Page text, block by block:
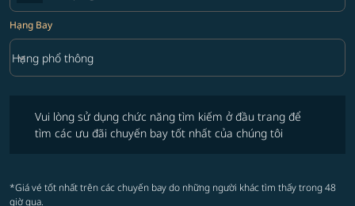
Hạng Bay
Hạng Bay option Hạng phổ thông Selected
Hạng phổ thông
keyboard_arrow_down
Vui lòng sử dụng chức năng tìm kiếm ở đầu trang để
tìm các ưu đãi chuyến bay tốt nhất của chúng tôi
*Giá vé tốt nhất trên các chuyến bay do những người khác tìm thấy trong 48
giờ qua.